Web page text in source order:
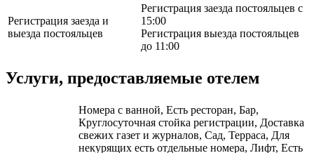
Регистрация заезда и
выезда постояльцев
Регистрация заезда постояльцев с
15:00
Регистрация выезда постояльцев
до 11:00
Услуги, предоставляемые отелем
Номера с ванной, Есть ресторан, Бар,
Круглосуточная стойка регистрации, Доставка
свежих газет и журналов, Сад, Терраса, Для
некурящих есть отдельные номера, Лифт, Есть